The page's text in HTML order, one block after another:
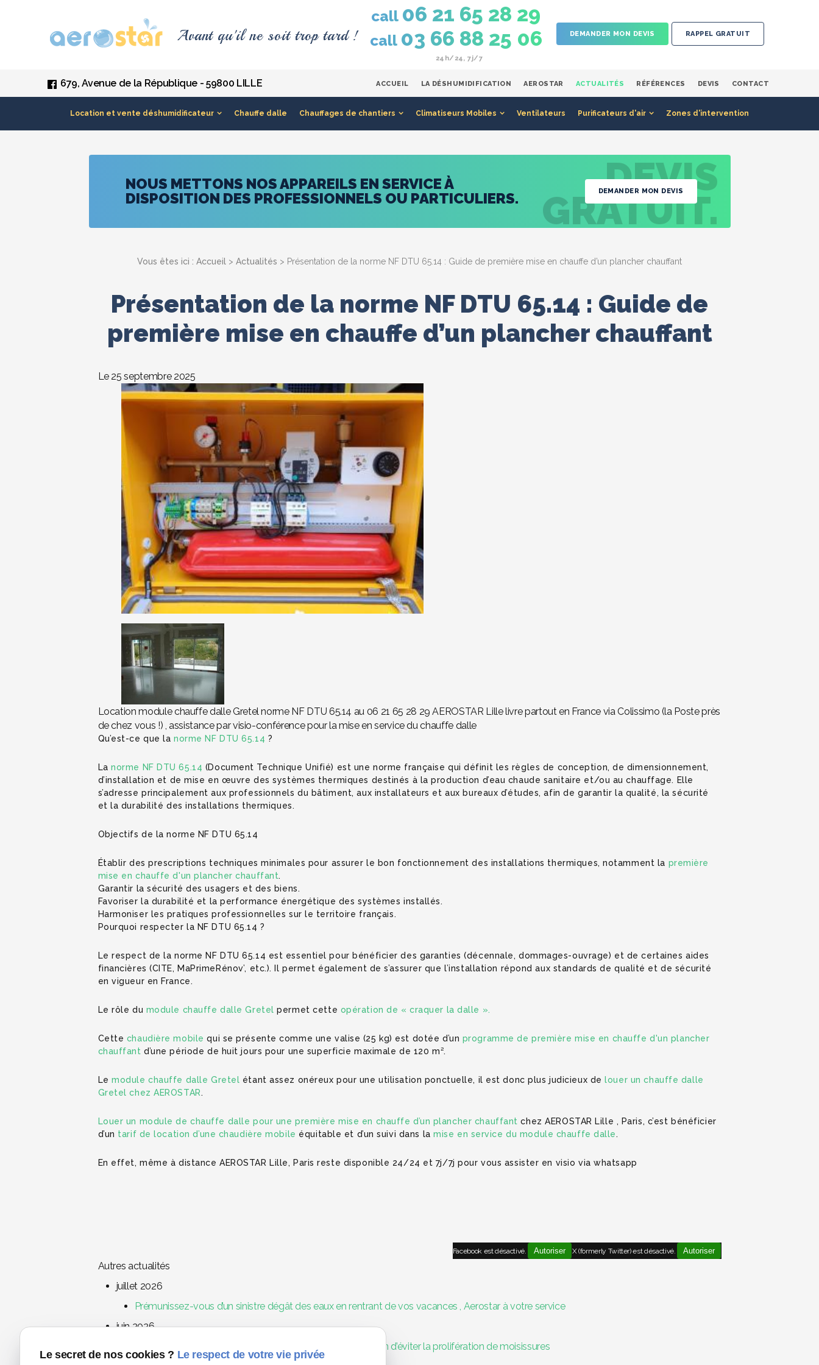
Avant qu'il ne soit trop tard !
call 06 21 65 28 29
call 03 66 88 25 06
24h/24, 7j/7
DEMANDER MON DEVIS RAPPEL GRATUIT
679, Avenue de la République - 59800 LILLE ACCUEIL LA DÉSHUMIDIFICATION AEROSTAR ACTUALITÉS RÉFÉRENCES DEVIS CONTACT
Location et vente déshumidificateur Chauffe dalle Chauffages de chantiers Climatiseurs Mobiles Ventilateurs Purificateurs d'air Zones d'intervention
NOUS METTONS NOS APPAREILS EN SERVICE À
DISPOSITION DES PROFESSIONNELS OU PARTICULIERS.
DEMANDER MON DEVIS
DEVIS
GRATUIT.
Vous êtes ici : Accueil > Actualités > Présentation de la norme NF DTU 65.14 : Guide de première mise en chauffe d’un plancher chauffant
Présentation de la norme NF DTU 65.14 : Guide de
première mise en chauffe d’un plancher chauffant
Le 25 septembre 2025
Location module chauffe dalle Gretel norme NF DTU 65.14 au 06 21 65 28 29 AEROSTAR Lille livre partout en France via Colissimo (la Poste près
de chez vous !) , assistance par visio-conférence pour la mise en service du chauffe dalle
Qu’est-ce que lanorme NF DTU 65.14 ?
Lanorme NF DTU 65.14 (Document Technique Unifié) est une norme française qui définit les règles de conception, de dimensionnement,
d’installation et de mise en œuvre des systèmes thermiques destinés à la production d’eau chaude sanitaire et/ou au chauffage. Elle
s’adresse principalement aux professionnels du bâtiment, aux installateurs et aux bureaux d’études, afin de garantir la qualité, la sécurité
et la durabilité des installations thermiques.
Objectifs de la norme NF DTU 65.14
Établir des prescriptions techniques minimales pour assurer le bon fonctionnement des installations thermiques, notamment la première
mise en chauffe d'un plancher chauffant.
Garantir la sécurité des usagers et des biens.
Favoriser la durabilité et la performance énergétique des systèmes installés.
Harmoniser les pratiques professionnelles sur le territoire français.
Pourquoi respecter la NF DTU 65.14 ?
Le respect de la norme NF DTU 65.14 est essentiel pour bénéficier des garanties (décennale, dommages-ouvrage) et de certaines aides
financières (CITE, MaPrimeRénov’, etc.). Il permet également de s’assurer que l’installation répond aux standards de qualité et de sécurité
en vigueur en France.
Le rôle du module chauffe dalle Gretel permet cette opération de « craquer la dalle ».
Cette chaudière mobile qui se présente comme une valise (25 kg) est dotée d’un programme de première mise en chauffe d'un plancher
chauffant d’une période de huit jours pour une superficie maximale de 120 m².
Lemodule chauffe dalle Gretel étant assez onéreux pour une utilisation ponctuelle, il est donc plus judicieux de louer un chauffe dalle
Gretel chez AEROSTAR.
Louer un module de chauffe dalle pour une première mise en chauffe d’un plancher chauffant chez AEROSTAR Lille , Paris, c’est bénéficier
d’un tarif de location d’une chaudière mobile équitable et d’un suivi dans lamise en service du module chauffe dalle.
En effet, même à distance AEROSTAR Lille, Paris reste disponible 24/24 et 7j/7j pour vous assister en visio via whatsapp
X (formerly Twitter) est désactivé. Autoriser
Facebook est désactivé. Autoriser
Autres actualités
juillet 2026
Prémunissez-vous d’un sinistre dégât des eaux en rentrant de vos vacances , Aerostar à votre service
juin 2026
Assèchement d’un flocage anti-incendie : une nécessité afin d’éviter la prolifération de moisissures
Le secret de nos cookies ? Le respect de votre vie privée